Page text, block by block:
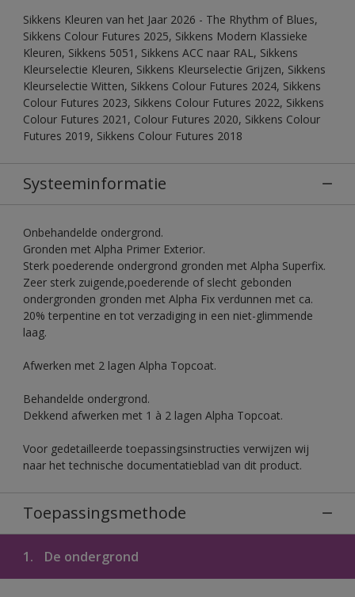
Sikkens Kleuren van het Jaar 2026 - The Rhythm of Blues,
Sikkens Colour Futures 2025, Sikkens Modern Klassieke
Kleuren, Sikkens 5051, Sikkens ACC naar RAL, Sikkens
Kleurselectie Kleuren, Sikkens Kleurselectie Grijzen, Sikkens
Kleurselectie Witten, Sikkens Colour Futures 2024, Sikkens
Colour Futures 2023, Sikkens Colour Futures 2022, Sikkens
Colour Futures 2021, Colour Futures 2020, Sikkens Colour
Futures 2019, Sikkens Colour Futures 2018
Systeeminformatie
Onbehandelde ondergrond.
Gronden met Alpha Primer Exterior.
Sterk poederende ondergrond gronden met Alpha Superfix.
Zeer sterk zuigende,poederende of slecht gebonden
ondergronden gronden met Alpha Fix verdunnen met ca.
20% terpentine en tot verzadiging in een niet-glimmende
laag.
Afwerken met 2 lagen Alpha Topcoat.
Behandelde ondergrond.
Dekkend afwerken met 1 à 2 lagen Alpha Topcoat.
Voor gedetailleerde toepassingsinstructies verwijzen wij
naar het technische documentatieblad van dit product.
Toepassingsmethode
1. De ondergrond